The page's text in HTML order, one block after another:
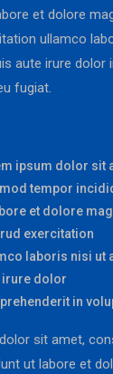
et dolore
ullamco
aute irure dolor
fugiat.
ipsum dolor sit
tempor
et dolore
exercitation
laboris nisi ut
irure dolor
in
sit amet,
ut labore et